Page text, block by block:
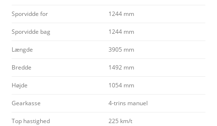
Sporvidde for 1244 mm
Sporvidde bag 1244 mm
Længde 3905 mm
Bredde 1492 mm
Højde 1054 mm
Gearkasse 4-trins manuel
Top hastighed 225 km/t